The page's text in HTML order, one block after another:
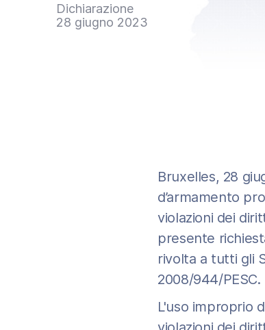
Dichiarazione
28 giugno 2023
Bruxelles, 28
d’armamento
violazioni dei
presente
rivolta a tutti gli
2008/944/PESC.
L'uso improprio